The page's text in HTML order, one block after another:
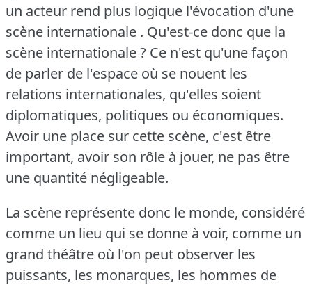
un acteur rend plus logique l'évocation d'une
scène internationale . Qu'est-ce donc que la
scène internationale ? Ce n'est qu'une façon
de parler de l'espace où se nouent les
relations internationales, qu'elles soient
diplomatiques, politiques ou économiques.
Avoir une place sur cette scène, c'est être
important, avoir son rôle à jouer, ne pas être
une quantité négligeable.
La scène représente donc le monde, considéré
comme un lieu qui se donne à voir, comme un
grand théâtre où l'on peut observer les
puissants, les monarques, les hommes de